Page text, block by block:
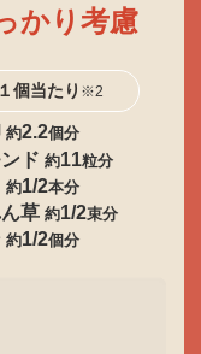
かり考慮
個当たり ※2
約2.2個分
ド 約11粒分
約1/2本分
草 約1/2束分
約1/2個分